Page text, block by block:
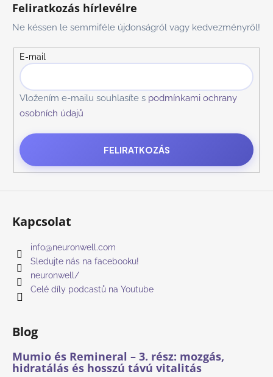
Feliratkozás hírlevélre
Ne késsen le semmiféle újdonságról vagy kedvezményről!
E-mail
Vložením e-mailu souhlasíte s podmínkami ochrany
osobních údajů
FELIRATKOZÁS
Kapcsolat
info@neuronwell.com
Sledujte nás na facebooku!
neuronwell/
Celé díly podcastů na Youtube
Blog
Mumio és Remineral – 3. rész: mozgás,
hidratálás és hosszú távú vitalitás